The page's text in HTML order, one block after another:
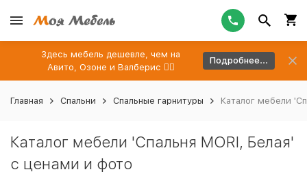
Здесь мебель дешевле, чем на
Авито, Озоне и Валберис 👉🏻
Подробнее...
Главная Спальни Спальные гарнитуры Каталог мебели
Каталог мебели 'Спальня MORI, Белая'
с ценами и фото